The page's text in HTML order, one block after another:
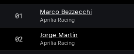
01 Marco Bezzecchi
Aprilia Racing
02 Jorge Martin
Aprilia Racing